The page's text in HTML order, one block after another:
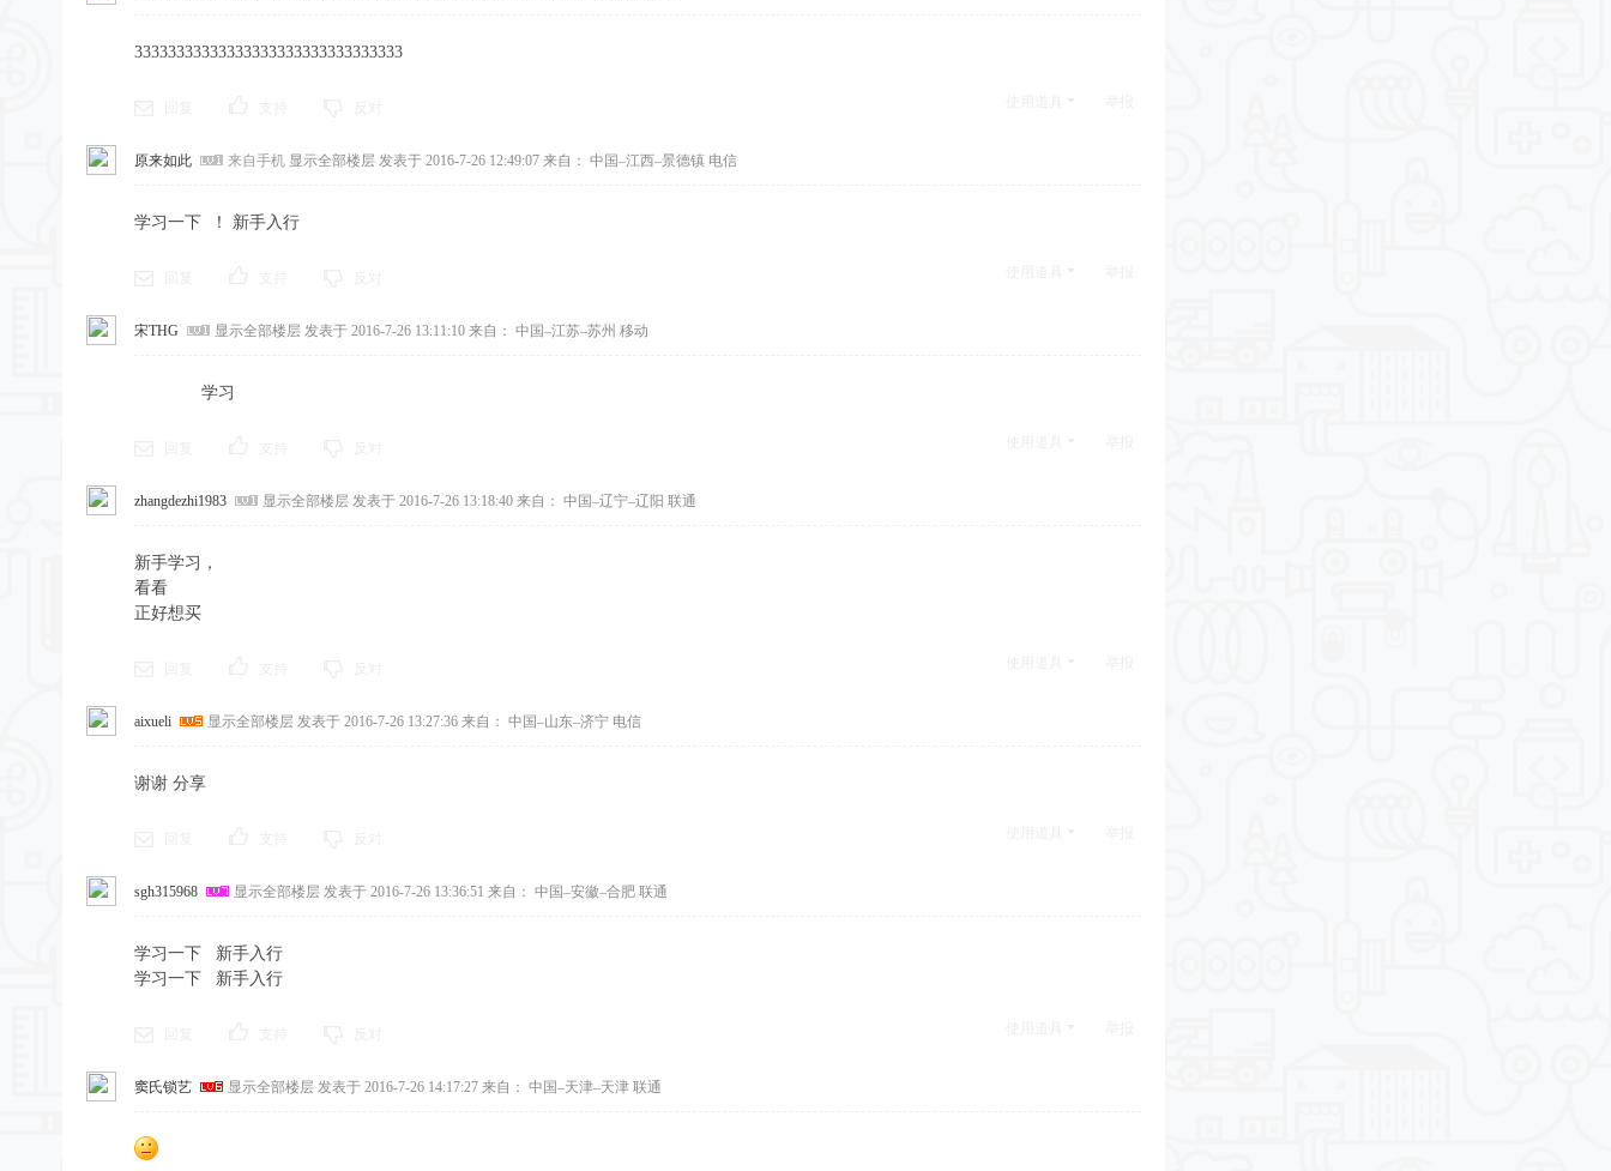
33333333333333333333333333333333
原来如此 来自手机 显示全部楼层 发表于 2016-7-26 12:49:07 来自： 中国–江西–景德镇 电信
学习一下 ！ 新手入行
宋THG 显示全部楼层 发表于 2016-7-26 13:11:10 来自： 中国–江苏–苏州 移动
学习
zhangdezhi1983 显示全部楼层 发表于 2016-7-26 13:18:40 来自： 中国–辽宁–辽阳 联通
新手学习，
看看
正好想买
aixueli 显示全部楼层 发表于 2016-7-26 13:27:36 来自： 中国–山东–济宁 电信
谢谢 分享
sgh315968 显示全部楼层 发表于 2016-7-26 13:36:51 来自： 中国–安徽–合肥 联通
学习一下 新手入行
学习一下 新手入行
窦氏锁艺 显示全部楼层 发表于 2016-7-26 14:17:27 来自： 中国–天津–天津 联通